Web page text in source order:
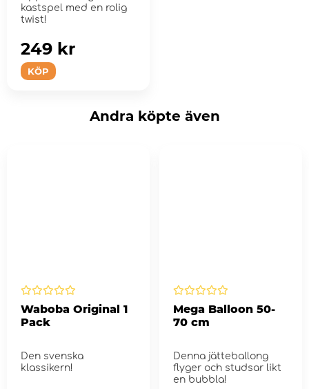
kastspel med en rolig
twist!
KÖP
249 kr
Andra köpte även
Waboba Original 1
Pack
Den svenska
klassikern!
Mega Balloon 50-
70 cm
Denna jätteballong
flyger och studsar likt
en bubbla!